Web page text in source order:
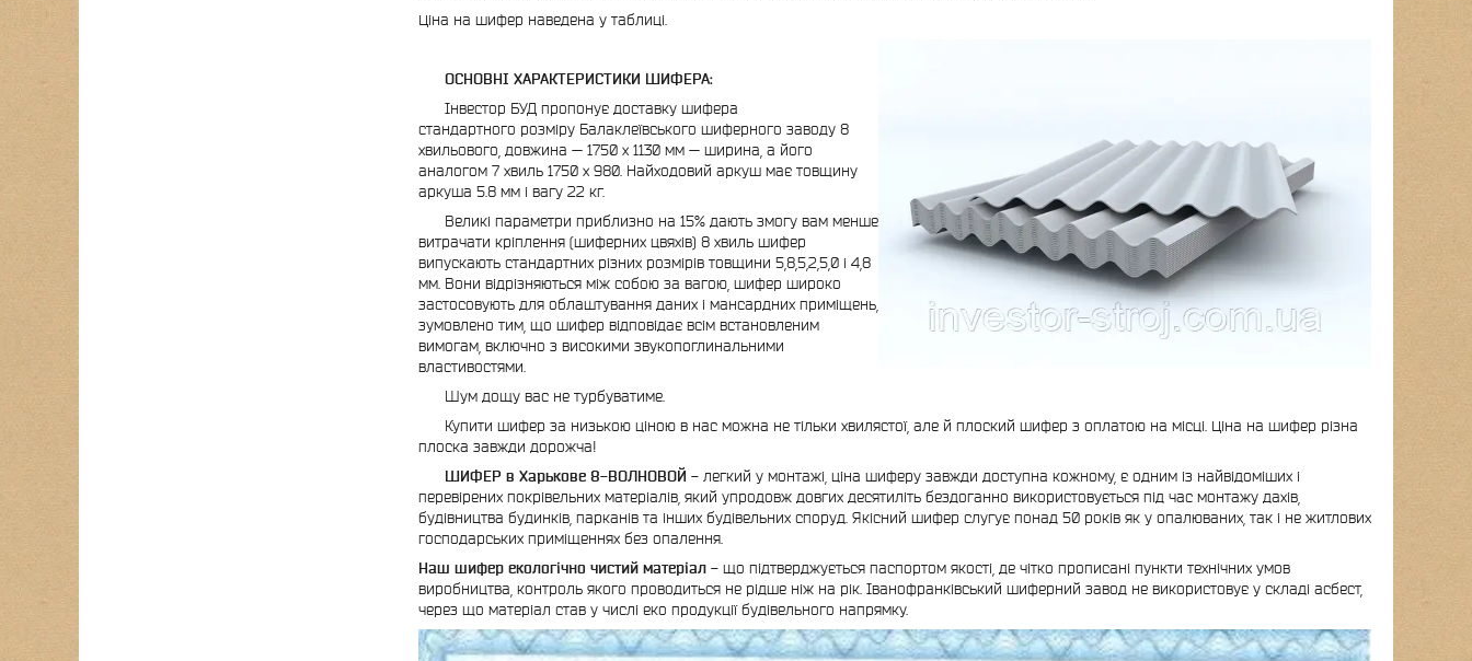
Ціна на шифер наведена у таблиці.
ОСНОВНІ ХАРАКТЕРИСТИКИ ШИФЕРА:
Інвестор БУД пропонує доставку шифера
стандартного розміру Балаклеївського шиферного заводу 8
хвильового, довжина — 1750 х 1130 мм — ширина, а його
аналогом 7 хвиль 1750 х 980. Найходовий аркуш має товщину
аркуша 5.8 мм і вагу 22 кг.
Великі параметри приблизно на 15% дають змогу вам менше
витрачати кріплення (шиферних цвяхів) 8 хвиль шифер
випускають стандартних різних розмірів товщини 5,8,5,2,5,0 і 4,8
мм. Вони відрізняються між собою за вагою, шифер широко
застосовують для облаштування даних і мансардних приміщень,
зумовлено тим, що шифер відповідає всім встановленим
вимогам, включно з високими звукопоглинальними
властивостями.
Шум дощу вас не турбуватиме.
Купити шифер за низькою ціною в нас можна не тільки хвилястої, але й плоский шифер з оплатою на місці. Ціна на шифер різна
плоска завжди дорожча!
ШИФЕР в Харькове 8-ВОЛНОВОЙ - легкий у монтажі, ціна шиферу завжди доступна кожному, є одним із найвідоміших і
перевірених покрівельних матеріалів, який упродовж довгих десятиліть бездоганно використовується під час монтажу дахів,
будівництва будинків, парканів та інших будівельних споруд. Якісний шифер слугує понад 50 років як у опалюваних, так і не житлових
господарських приміщеннях без опалення.
Наш шифер екологічно чистий матеріал - що підтверджується паспортом якості, де чітко прописані пункти технічних умов
виробництва, контроль якого проводиться не рідше ніж на рік. Іванофранківський шиферний завод не використовує у складі асбест,
через що матеріал став у числі еко продукції будівельного напрямку.